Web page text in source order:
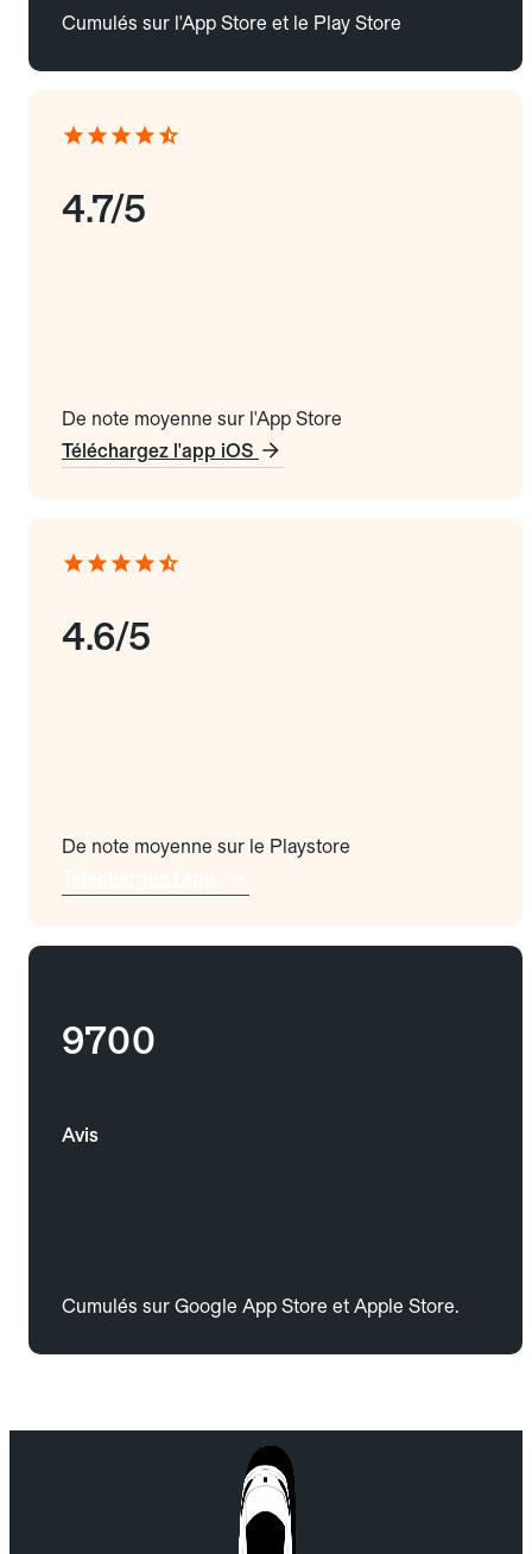
Cumulés sur l'App Store et le Play Store
4.7/5
De note moyenne sur l'App Store
Téléchargez l'app iOS
4.6/5
De note moyenne sur le Playstore
9700
Avis
Cumulés sur Google App Store et Apple Store.